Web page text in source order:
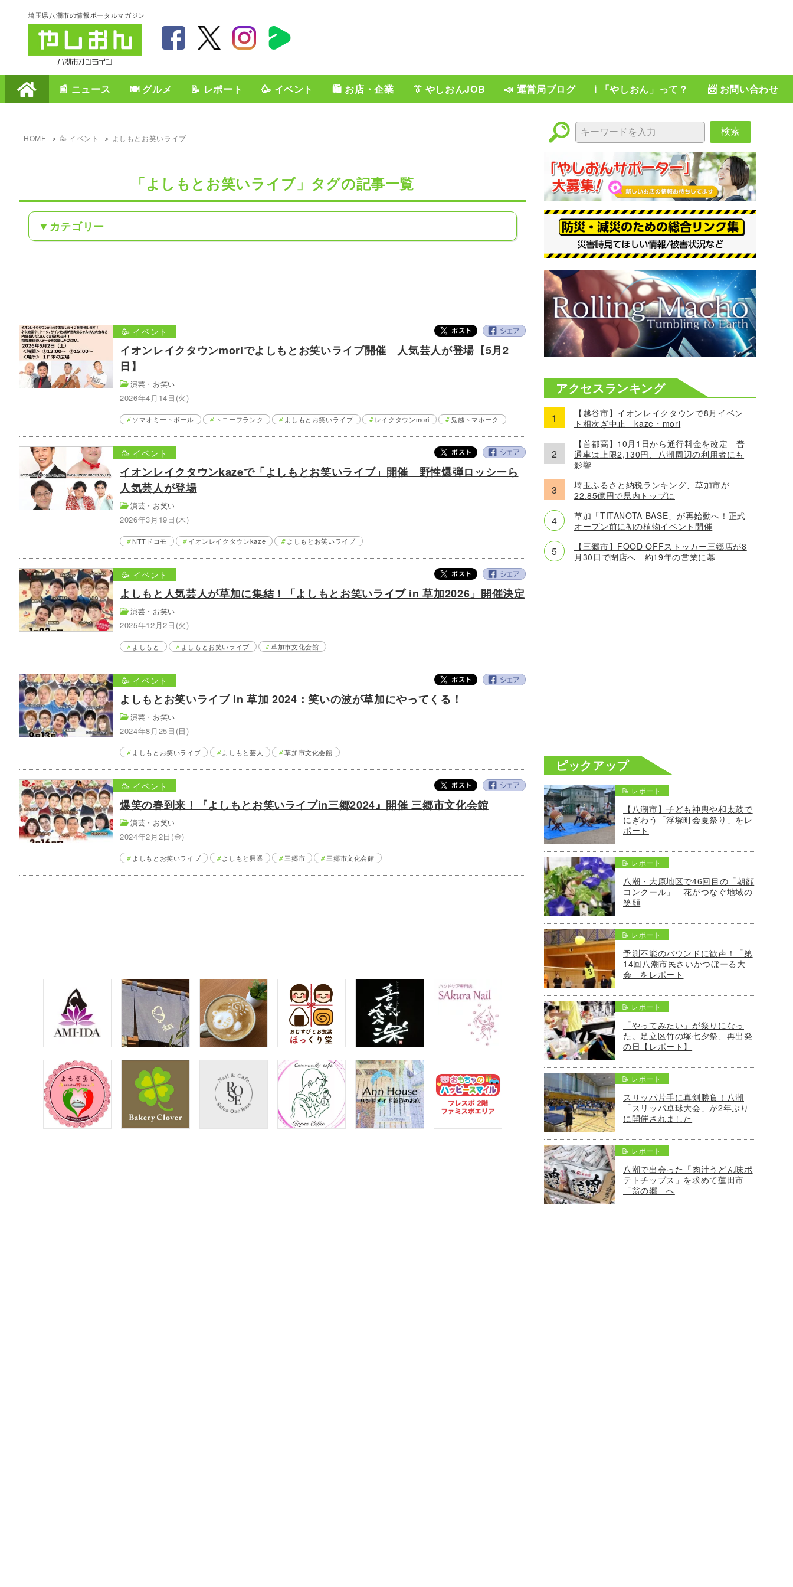
埼玉県八潮市の情報ポータルマガジン
📰 ニュース 🍽️ グルメ 📝 レポート 🥳 イベント 🛍️ お店・企業 👔 やしおんJOB 📣 運営局ブログ ℹ️ 「やしおん」って？ 📨 お問い合わせ
HOME 🥳 イベント よしもとお笑いライブ
「よしもとお笑いライブ」タグの記事一覧
カテゴリー
イオンレイクタウンmoriでよしもとお笑いライブ開催 人気芸人が登場【5月2
日】
演芸・お笑い
2026年4月14日(火)
🥳 イベント
ソマオミートボール トニーフランク よしもとお笑いライブ レイクタウンmori 鬼越トマホーク
イオンレイクタウンkazeで「よしもとお笑いライブ」開催 野性爆弾ロッシーら
人気芸人が登場
演芸・お笑い
2026年3月19日(木)
🥳 イベント
NTTドコモ イオンレイクタウンkaze よしもとお笑いライブ
よしもと人気芸人が草加に集結！「よしもとお笑いライブ in 草加2026」開催決定
演芸・お笑い
2025年12月2日(火)
🥳 イベント
よしもと よしもとお笑いライブ 草加市文化会館
よしもとお笑いライブ in 草加 2024：笑いの波が草加にやってくる！
演芸・お笑い
2024年8月25日(日)
🥳 イベント
よしもとお笑いライブ よしもと芸人 草加市文化会館
爆笑の春到来！『よしもとお笑いライブin三郷2024』開催 三郷市文化会館
演芸・お笑い
2024年2月2日(金)
🥳 イベント
よしもとお笑いライブ よしもと興業 三郷市 三郷市文化会館
検索
アクセスランキング
【越谷市】イオンレイクタウンで8月イベン
ト相次ぎ中止 kaze・mori
【首都高】10月1日から通行料金を改定 普
通車は上限2,130円、八潮周辺の利用者にも
影響
埼玉ふるさと納税ランキング、草加市が
22.85億円で県内トップに
草加「TITANOTA BASE」が再始動へ！正式
オープン前に初の植物イベント開催
【三郷市】FOOD OFFストッカー三郷店が8
月30日で閉店へ 約19年の営業に幕
ピックアップ
📝 レポート
【八潮市】子ども神輿や和太鼓で
にぎわう「浮塚町会夏祭り」をレ
ポート
📝 レポート
八潮・大原地区で46回目の「朝顔
コンクール」 花がつなぐ地域の
笑顔
📝 レポート
予測不能のバウンドに歓声！「第
14回八潮市民さいかつぼーる大
会」をレポート
📝 レポート
「やってみたい」が祭りになっ
た。足立区竹の塚七夕祭、再出発
の日【レポート】
📝 レポート
スリッパ片手に真剣勝負！八潮
「スリッパ卓球大会」が2年ぶり
に開催されました
📝 レポート
八潮で出会った「肉汁うどん味ポ
テトチップス」を求めて蓮田市
「翁の郷」へ